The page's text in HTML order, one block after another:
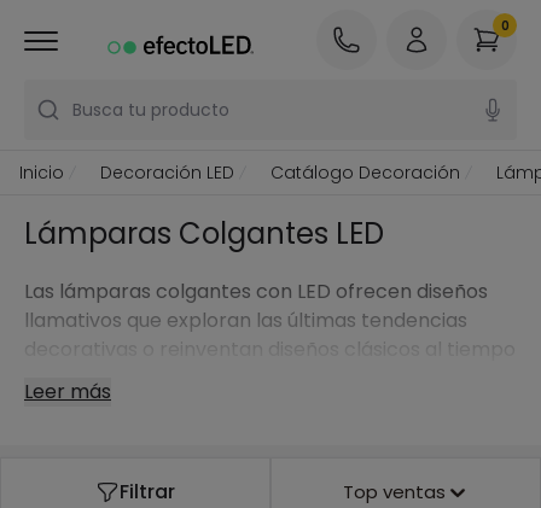
Busca tu producto
0
Inicio Decoración LED Catálogo Decoración
Lámparas Colgantes LED
Las lámparas colgantes con LED ofrecen diseños
llamativos que exploran las últimas tendencias
decorativas o reinventan diseños clásicos al tiempo
que aúnan creatividad y tecnología lumínica.
Leer más
Filtrar Top ventas